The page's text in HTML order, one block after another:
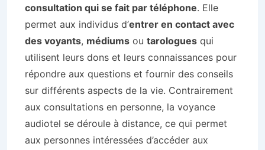
consultation qui se fait par téléphone. Elle
permet aux individus d’entrer en contact avec
des voyants, médiums ou tarologues qui
utilisent leurs dons et leurs connaissances pour
répondre aux questions et fournir des conseils
sur différents aspects de la vie. Contrairement
aux consultations en personne, la voyance
audiotel se déroule à distance, ce qui permet
aux personnes intéressées d’accéder aux